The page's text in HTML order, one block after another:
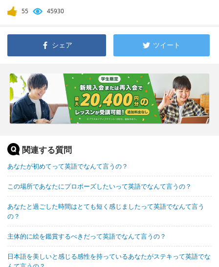
55 45930
シェア ツイート
関連する質問
あなたが初めてって英語でなんて言うの？
この場所であなたにプロポーズしたいって英語でなんて言うの？
あなたと過ごした時間はとても短く感じましたって英語でなんて言う
の？
主体的に絵を鑑賞するべきだって英語でなんて言うの？
日本語を美しいと感じる感性を持っているあなたがステキって英語でな